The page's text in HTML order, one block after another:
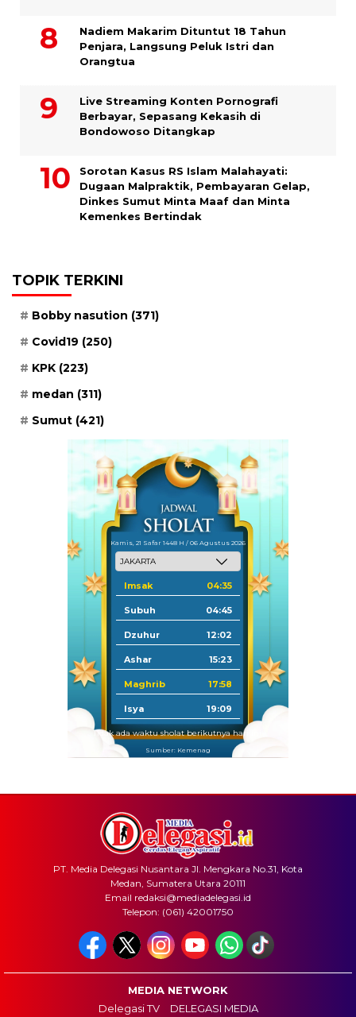
​Nadiem Makarim Dituntut 18 Tahun
Penjara, Langsung Peluk Istri dan
Orangtua
Live Streaming Konten Pornografi
Berbayar, Sepasang Kekasih di
Bondowoso Ditangkap
Sorotan Kasus RS Islam Malahayati:
Dugaan Malpraktik, Pembayaran Gelap,
Dinkes Sumut Minta Maaf dan Minta
Kemenkes Bertindak
TOPIK TERKINI
Bobby nasution (371)
Covid19 (250)
KPK (223)
medan (311)
Sumut (421)
Kamis, 21 Safar 1448 H / 06 Agustus 2026
Imsak 04:35
Subuh 04:45
Dzuhur 12:02
Ashar 15:23
Maghrib 17:58
Isya 19:09
Tidak ada waktu sholat berikutnya hari ini.
Sumber: Kemenag
PT. Media Delegasi Nusantara Jl. Mengkara No.31, Kota
Medan, Sumatera Utara 20111
Email redaksi@mediadelegasi.id
Telepon: (061) 42001750
MEDIA NETWORK
Delegasi TV
DELEGASI MEDIA